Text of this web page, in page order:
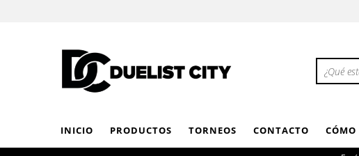
INICIO PRODUCTOS TORNEOS CONTACTO CÓMO